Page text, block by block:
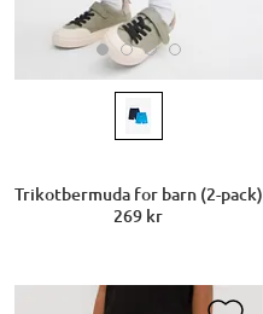
Trikotbermuda for barn (2-pack)
269 kr